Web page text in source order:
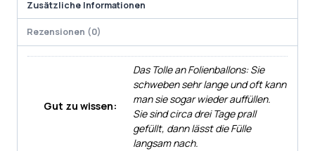
Zusätzliche Informationen
Rezensionen (0)
Gut zu wissen:
Das Tolle an Folienballons: Sie
schweben sehr lange und oft kann
man sie sogar wieder auffüllen.
Sie sind circa drei Tage prall
gefüllt, dann lässt die Fülle
langsam nach.